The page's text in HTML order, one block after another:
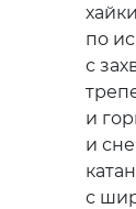
по
с
и
и
с